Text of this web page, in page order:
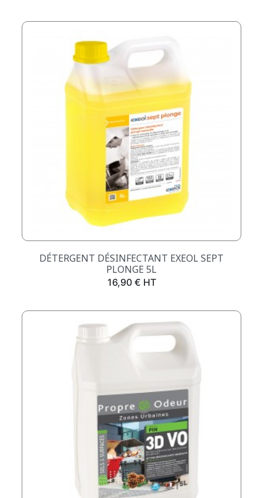
DÉTERGENT DÉSINFECTANT EXEOL SEPT
PLONGE 5L
Prix
16,90 € HT